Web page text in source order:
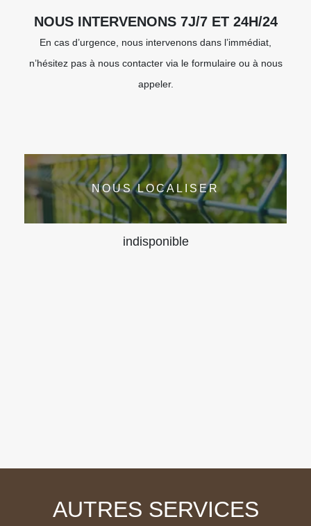
NOUS INTERVENONS 7J/7 ET 24H/24
En cas d’urgence, nous intervenons dans l’immédiat,
n’hésitez pas à nous contacter via le formulaire ou à nous
appeler.
NOUS LOCALISER
indisponible
AUTRES SERVICES